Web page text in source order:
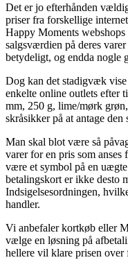
Det er jo efterhånden
priser fra forskellige
Happy Moments
salgsværdien på deres
betydeligt, og endda nogle
Dog kan det stadigvæk
enkelte online outlets efter
mm, 250 g, lime/mørk
skråsikker på at antage den
Man skal blot være så
varer for en pris som
være et symbol på en
betalingskort er ikke desto
Indsigelsesordningen,
handler.
Vi anbefaler kortkøb eller
vælge en løsning på
hellere vil klare prisen over